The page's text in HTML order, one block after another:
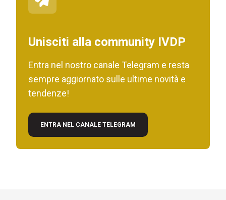
Unisciti alla community IVDP
Entra nel nostro canale Telegram e resta
sempre aggiornato sulle ultime novità e
tendenze!
ENTRA NEL CANALE TELEGRAM